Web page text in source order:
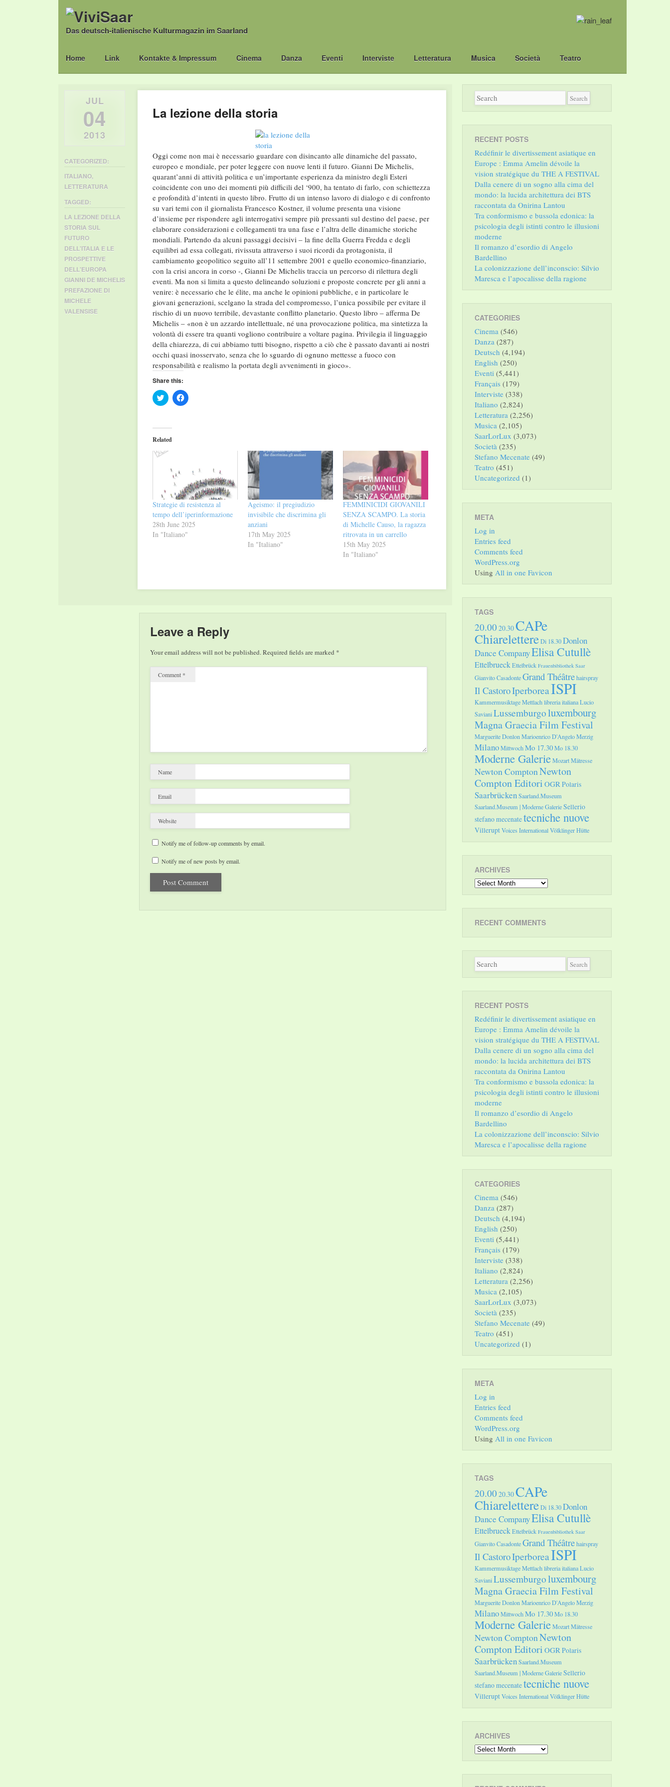
Das deutsch-italienische Kulturmagazin im Saarland
Main menu
Skip
Home Link Kontakte & Impressum Cinema Danza Eventi Interviste Letteratura Musica Società Teatro
La lezione della storia
Oggi come non mai è necessario guardare con disincanto alle dinamiche del passato,
europeo e mondiale, per poter leggere con nuove lenti il futuro. Gianni De Michelis,
quarant’anni di attività politica e un’importante esperienza da ministro degli Esteri
coincidente con uno dei momenti più difficili del ‘900, ha tentato di farlo, con schiettezza
e profondità d’intenti in questo libro. Frutto di un intenso lavoro di dialogo e di confronto
su vari temi con il giornalista Francesco Kostner, il volume presenta una visione
d’insieme per rispondere agli interrogativi sempre più pressanti sul destino del paese, per
elaborare considerazioni e collegamenti tra una fase e l’altra delle dinamiche storiche
mondiali. Partendo da alcuni passaggi decisivi – la fine della Guerra Fredda e degli
equilibri ad essa collegati, rivissuta attraverso i suoi ricordi da protagonista, il
cambiamento geopolitico seguito all’11 settembre 2001 e quello economico-finanziario,
con la crisi ancora in corso -, Gianni De Michelis traccia un percorso di rilettura degli
eventi. Ma non si limita a questo delineando soluzioni e proposte concrete per gli anni a
venire: è necessario che le élite, ma anche le opinioni pubbliche, e in particolare le
giovani generazioni, scelgano la strada del compromesso, l’unica possibile per evitare il
rischio di un nuovo terribile, devastante conflitto planetario. Questo libro – afferma De
Michelis – «non è un azzardo intellettuale, né una provocazione politica, ma sintetizza la
volontà di essere tra quanti vogliono contribuire a voltare pagina. Privilegia il linguaggio
della chiarezza, di cui abbiamo tutti bisogno, rispetto a ciò che è passato davanti ai nostri
occhi quasi inosservato, senza che lo sguardo di ognuno mettesse a fuoco con
responsabilità e realismo la portata degli avvenimenti in gioco».
Share this:
Click
to
(Opens
in
new
Click
to
Related
Strategie di resistenza al
tempo dell’iperinformazione
28th June 2025
In "Italiano"
Ageismo: il pregiudizio
invisibile che discrimina gli
anziani
17th May 2025
In "Italiano"
FEMMINICIDI GIOVANILI
SENZA SCAMPO. La storia
di Michelle Causo, la ragazza
ritrovata in un carrello
15th May 2025
In "Italiano"
JUL
04
2013
CATEGORIZED:
ITALIANO,
LETTERATURA
TAGGED:
LA LEZIONE DELLA
STORIA SUL
FUTURO
DELL'ITALIA E LE
PROSPETTIVE
DELL'EUROPA
GIANNI DE MICHELIS
PREFAZIONE DI
MICHELE
VALENSISE
Leave a Reply
Your email address will not be published.Required fields are marked *
Comment *
Name
Email
Website
Notify me of follow-up comments by email.
Notify me of new posts by email.
RECENT POSTS
Redéfinir le divertissement asiatique en
Europe : Emma Amelin dévoile la
vision stratégique du THE A FESTIVAL
Dalla cenere di un sogno alla cima del
mondo: la lucida architettura dei BTS
raccontata da Onirina Lantou
Tra conformismo e bussola edonica: la
psicologia degli istinti contro le illusioni
moderne
Il romanzo d’esordio di Angelo
Bardellino
La colonizzazione dell’inconscio: Silvio
Maresca e l’apocalisse della ragione
CATEGORIES
Cinema (546)
Danza (287)
Deutsch (4,194)
English (250)
Eventi (5,441)
Français (179)
Interviste (338)
Italiano (2,824)
Letteratura (2,256)
Musica (2,105)
SaarLorLux (3,073)
Società (235)
Stefano Mecenate (49)
Teatro (451)
Uncategorized (1)
META
Log in
Entries feed
Comments feed
WordPress.org
Using All in one Favicon
TAGS
20.00 20.30CAPe
ChiarelettereDi 18.30Donlon
Dance CompanyElisa Cutullè
EttelbrueckEttelbrück Frauenbibliothek Saar
Gianvito CasadonteGrand Théâtrehairspray
Il CastoroIperboreaISPI
Kammermusiktage Mettlachlibreria italianaLucio
SavianiLussemburgoluxembourg
Magna Graecia Film Festival
Marguerite DonlonMarioenrico D'AngeloMerzig
MilanoMittwochMo 17.30Mo 18.30
Moderne GalerieMozartMätresse
Newton ComptonNewton
Compton Editori OGRPolaris
SaarbrückenSaarland.Museum
Saarland.Museum | Moderne GalerieSellerio
stefano mecenatetecniche nuove
VilleruptVoices InternationalVölklinger Hütte
ARCHIVES
Archives
RECENT COMMENTS
RECENT POSTS
Redéfinir le divertissement asiatique en
Europe : Emma Amelin dévoile la
vision stratégique du THE A FESTIVAL
Dalla cenere di un sogno alla cima del
mondo: la lucida architettura dei BTS
raccontata da Onirina Lantou
Tra conformismo e bussola edonica: la
psicologia degli istinti contro le illusioni
moderne
Il romanzo d’esordio di Angelo
Bardellino
La colonizzazione dell’inconscio: Silvio
Maresca e l’apocalisse della ragione
CATEGORIES
Cinema (546)
Danza (287)
Deutsch (4,194)
English (250)
Eventi (5,441)
Français (179)
Interviste (338)
Italiano (2,824)
Letteratura (2,256)
Musica (2,105)
SaarLorLux (3,073)
Società (235)
Stefano Mecenate (49)
Teatro (451)
Uncategorized (1)
META
Log in
Entries feed
Comments feed
WordPress.org
Using All in one Favicon
TAGS
20.00 20.30CAPe
ChiarelettereDi 18.30Donlon
Dance CompanyElisa Cutullè
EttelbrueckEttelbrück Frauenbibliothek Saar
Gianvito CasadonteGrand Théâtrehairspray
Il CastoroIperboreaISPI
Kammermusiktage Mettlachlibreria italianaLucio
SavianiLussemburgoluxembourg
Magna Graecia Film Festival
Marguerite DonlonMarioenrico D'AngeloMerzig
MilanoMittwochMo 17.30Mo 18.30
Moderne GalerieMozartMätresse
Newton ComptonNewton
Compton Editori OGRPolaris
SaarbrückenSaarland.Museum
Saarland.Museum | Moderne GalerieSellerio
stefano mecenatetecniche nuove
VilleruptVoices InternationalVölklinger Hütte
ARCHIVES
Archives